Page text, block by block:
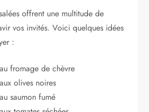
offrent une multitude de
vos invités. Voici quelques idées
:
fromage de chèvre
olives noires
saumon fumé